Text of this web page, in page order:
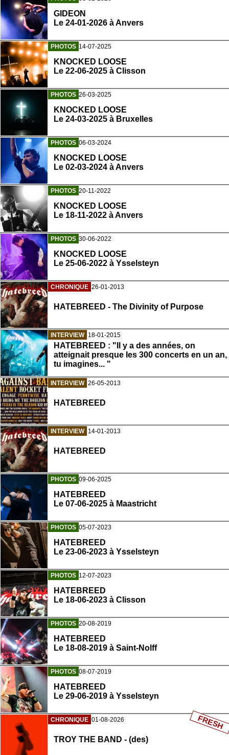
GIDEON
Le 24-01-2026 à Anvers
PHOTOS 14-07-2025
KNOCKED LOOSE
Le 22-06-2025 à Clisson
PHOTOS 26-03-2025
KNOCKED LOOSE
Le 24-03-2025 à Bruxelles
PHOTOS 06-03-2024
KNOCKED LOOSE
Le 02-03-2024 à Anvers
PHOTOS 20-11-2022
KNOCKED LOOSE
Le 18-11-2022 à Anvers
PHOTOS 30-06-2022
KNOCKED LOOSE
Le 25-06-2022 à Ysselsteyn
CHRONIQUE 26-01-2013
HATEBREED - The Divinity of Purpose
INTERVIEW 18-01-2015
HATEBREED : "Il y a des années, on
atteignait presque les 300 concerts en un an,
tu imagines... "
INTERVIEW 26-05-2013
HATEBREED
INTERVIEW 14-01-2013
HATEBREED
PHOTOS 09-06-2025
HATEBREED
Le 07-06-2025 à Maastricht
PHOTOS 05-07-2023
HATEBREED
Le 23-06-2023 à Ysselsteyn
PHOTOS 12-07-2023
HATEBREED
Le 18-06-2023 à Clisson
PHOTOS 20-08-2019
HATEBREED
Le 18-08-2019 à Saint-Nolff
PHOTOS 08-07-2019
HATEBREED
Le 29-06-2019 à Ysselsteyn
CHRONIQUE 01-08-2026
TROY THE BAND - (des)
FRESH